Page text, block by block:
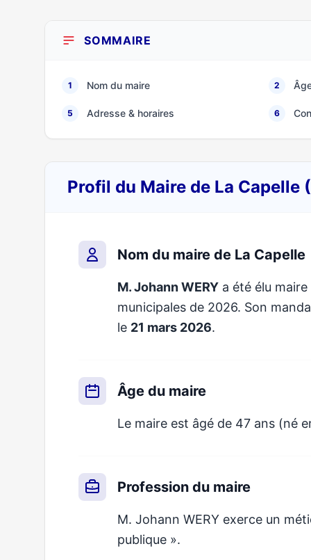
SOMMAIRE
1 Nom du maire 2
5 Adresse & horaires 6
Profil du Maire de La Capelle
Nom du maire de La Capelle
M. Johann WERY a été élu
municipales de 2026. Son
le 21 mars 2026.
Âge du maire
Le maire est âgé de 47 ans (né
Profession du maire
M. Johann WERY exerce un
publique ».